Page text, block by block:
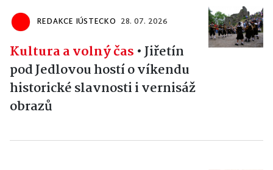
REDAKCE IÚSTECKO 28. 07. 2026
Kultura a volný čas •Jiřetín
pod Jedlovou hostí o víkendu
historické slavnosti i vernisáž
obrazů